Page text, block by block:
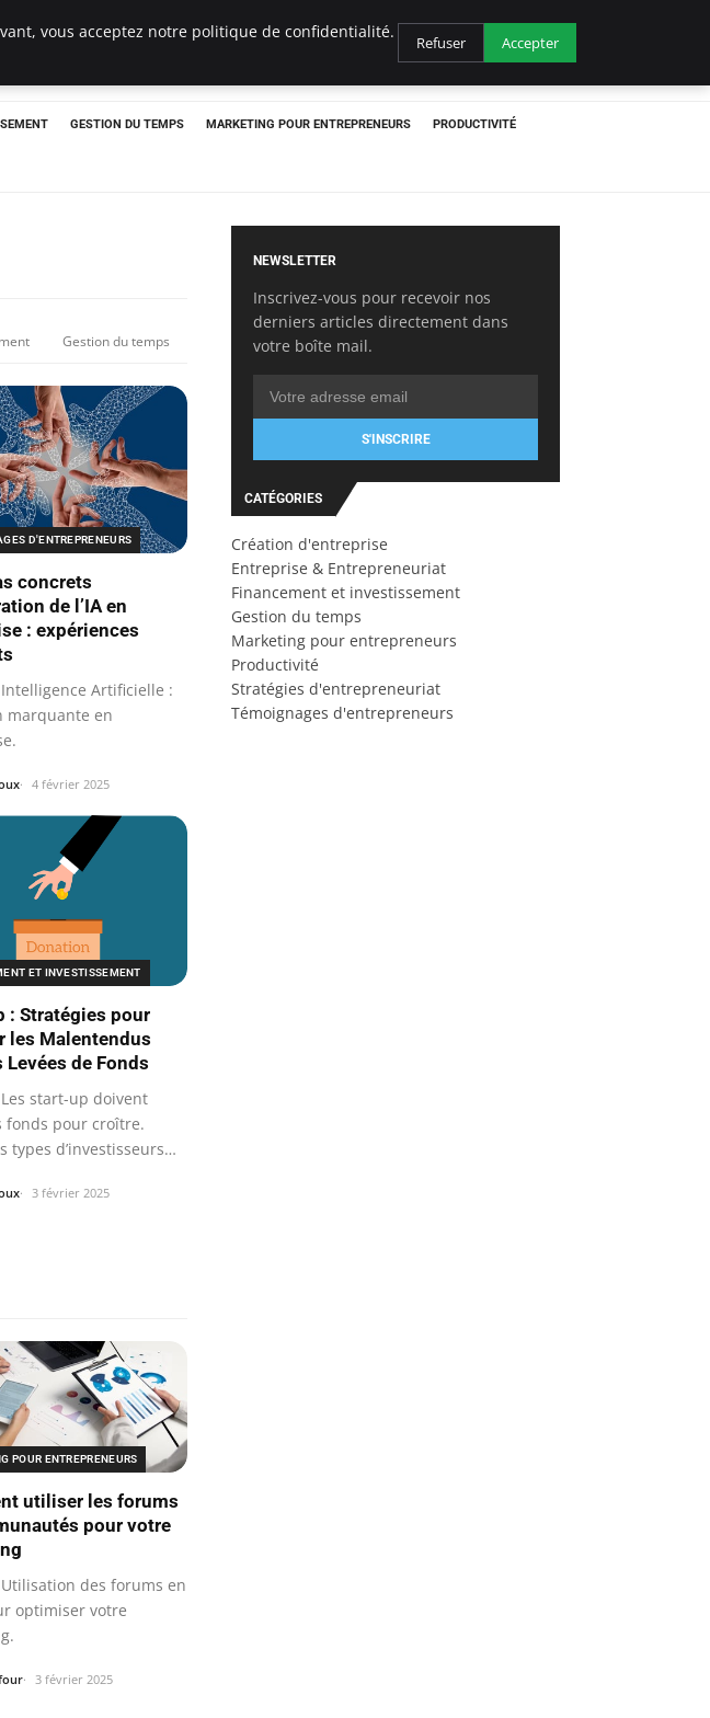
GESTION DU TEMPS MARKETING POUR ENTREPRENEURS PRODUCTIVITÉ
Gestion du temps
D'ENTREPRENEURS
concrets
de l’IA en
: expériences
Intelligence Artificielle :
marquante en
4 février 2025
ET INVESTISSEMENT
: Stratégies pour
les Malentendus
Levées de Fonds
Les start-up doivent
fonds pour croître.
types d’investisseurs…
3 février 2025
POUR ENTREPRENEURS
utiliser les forums
pour votre
Utilisation des forums en
optimiser votre
3 février 2025
NEWSLETTER
Inscrivez-vous pour recevoir nos
derniers articles directement dans
votre boîte mail.
S'INSCRIRE
CATÉGORIES
Création d'entreprise
Entreprise & Entrepreneuriat
Financement et investissement
Gestion du temps
Marketing pour entrepreneurs
Productivité
Stratégies d'entrepreneuriat
Témoignages d'entrepreneurs
vous acceptez notre politique de confidentialité.
Refuser Accepter